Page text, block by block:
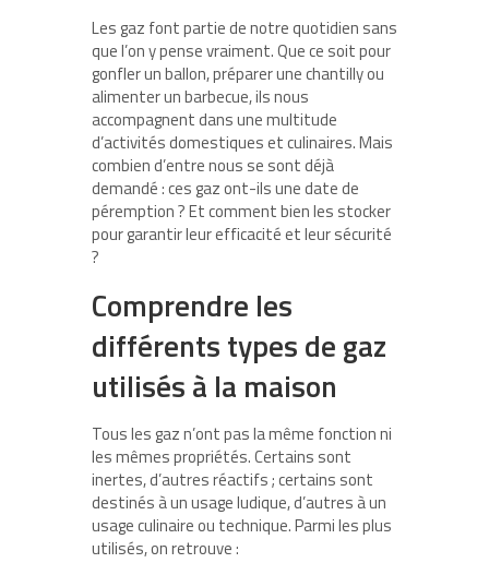
Les gaz font partie de notre quotidien sans
que l’on y pense vraiment. Que ce soit pour
gonfler un ballon, préparer une chantilly ou
alimenter un barbecue, ils nous
accompagnent dans une multitude
d’activités domestiques et culinaires. Mais
combien d’entre nous se sont déjà
demandé : ces gaz ont-ils une date de
péremption ? Et comment bien les stocker
pour garantir leur efficacité et leur sécurité
?
Comprendre les
différents types de gaz
utilisés à la maison
Tous les gaz n’ont pas la même fonction ni
les mêmes propriétés. Certains sont
inertes, d’autres réactifs ; certains sont
destinés à un usage ludique, d’autres à un
usage culinaire ou technique. Parmi les plus
utilisés, on retrouve :